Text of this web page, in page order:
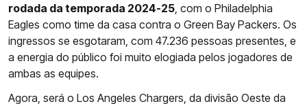
rodada da temporada 2024-25, com o Philadelphia
Eagles como time da casa contra o Green Bay Packers. Os
ingressos se esgotaram, com 47.236 pessoas presentes, e
a energia do público foi muito elogiada pelos jogadores de
ambas as equipes.
Agora, será o Los Angeles Chargers, da divisão Oeste da